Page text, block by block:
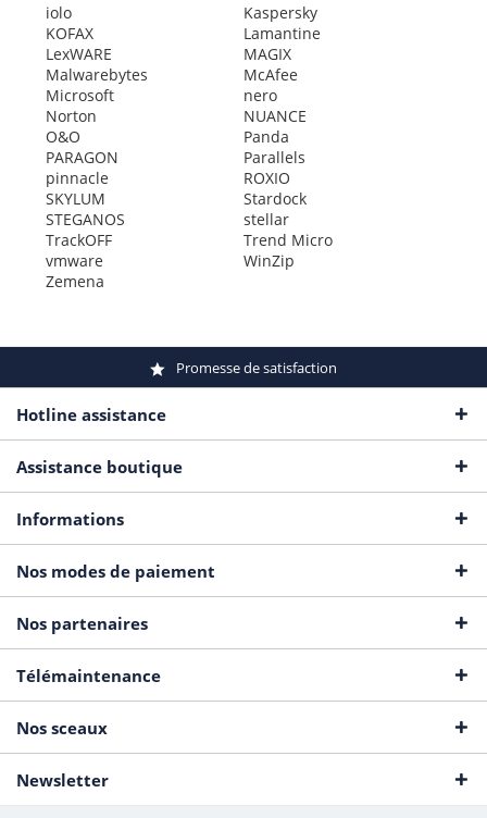
iolo
Kaspersky
KOFAX
Lamantine
LexWARE
MAGIX
Malwarebytes
McAfee
Microsoft
nero
Norton
NUANCE
O&O
Panda
PARAGON
Parallels
pinnacle
ROXIO
SKYLUM
Stardock
STEGANOS
stellar
TrackOFF
Trend Micro
vmware
WinZip
Zemena
Promesse de satisfaction
Hotline assistance
Assistance boutique
Informations
Nos modes de paiement
Nos partenaires
Télémaintenance
Nos sceaux
Newsletter